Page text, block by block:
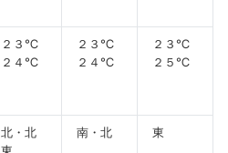
２３℃
２４℃
２３℃
２４℃
２３℃
２５℃
北・北
南・北 東